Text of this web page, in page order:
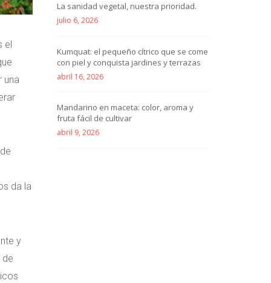
el
una
da la
y
La sanidad vegetal, nuestra prioridad.
julio 6, 2026
Kumquat: el pequeño cítrico que se come
con piel y conquista jardines y terrazas
abril 16, 2026
Mandarino en maceta: color, aroma y
fruta fácil de cultivar
abril 9, 2026